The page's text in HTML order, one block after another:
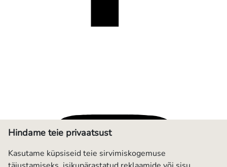
Hindame teie privaatsust
Kasutame küpsiseid teie sirvimiskogemuse